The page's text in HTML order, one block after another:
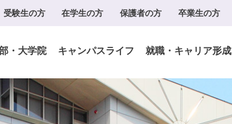
受験生の方 在学生の方 保護者の方 卒業生の方
・大学院 キャンパスライフ 就職・キャリア形成